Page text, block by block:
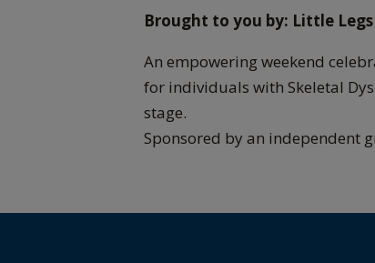
Brought to you by: Little
An empowering weekend
for individuals with Skeletal
stage.
Sponsored by an independent